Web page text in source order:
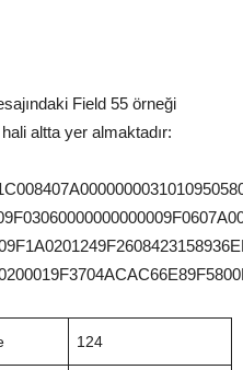
Field 55 örneği
altta yer almaktadır:
124